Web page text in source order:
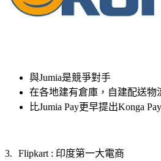
與Jumia是競爭對手
在各地建有倉庫，自建配送物
比Jumia Pay更早提出Konga Pay
3. Flipkart : 印度第一大電商